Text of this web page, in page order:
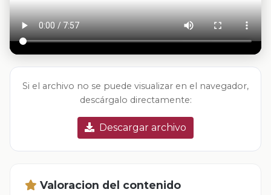
Si el archivo no se puede visualizar en el navegador,
descárgalo directamente:
Descargar archivo
Valoracion del contenido